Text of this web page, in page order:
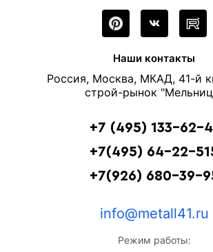
Наши контакты
Россия, Москва, МКАД, 41-й
строй-рынок
+7 (495) 133-62-
+7(495) 64-22-
+7(926) 680-39-
info@metall41.ru
Режим работы: